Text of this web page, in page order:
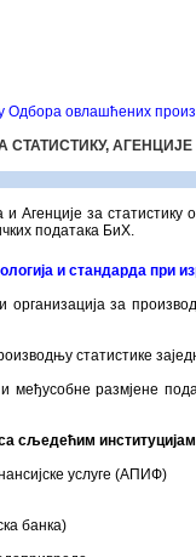
овлашћених
Агенције за
података БиХ.
и стандарда при
за
статистике
међусобне размјене
сљедећим
услуге (АПИФ)
банка)